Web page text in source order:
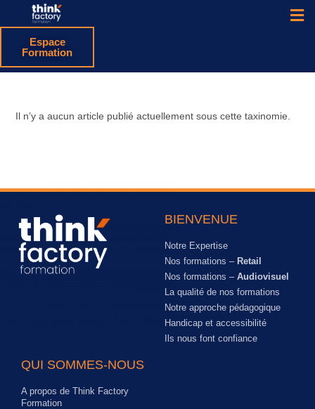
Espace
Formation
Il n’y a aucun article publié actuellement sous cette taxinomie.
BIENVENUE
Notre Expertise
Nos formations – Retail
Nos formations – Audiovisuel
La qualité de nos formations
Notre approche pédagogique
Handicap et accessibilité
Ils nous font confiance
QUI SOMMES-NOUS
A propos de Think Factory
Formation